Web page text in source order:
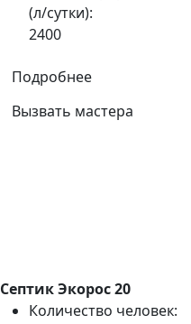
(л/сутки):
2400
Подробнее
Вызвать мастера
Септик Экорос 20
Количество человек: